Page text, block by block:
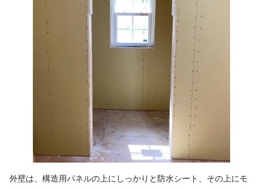
外壁は、構造用パネルの上にしっかりと防水シート、その上にモ